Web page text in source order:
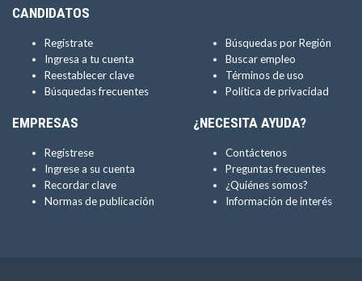
CANDIDATOS
Regístrate
Ingresa a tu cuenta
Reestablecer clave
Búsquedas frecuentes
Búsquedas por Región
Buscar empleo
Términos de uso
Política de privacidad
EMPRESAS
Regístrese
Ingrese a su cuenta
Recordar clave
Normas de publicación
¿NECESITA AYUDA?
Contáctenos
Preguntas frecuentes
¿Quiénes somos?
Información de interés